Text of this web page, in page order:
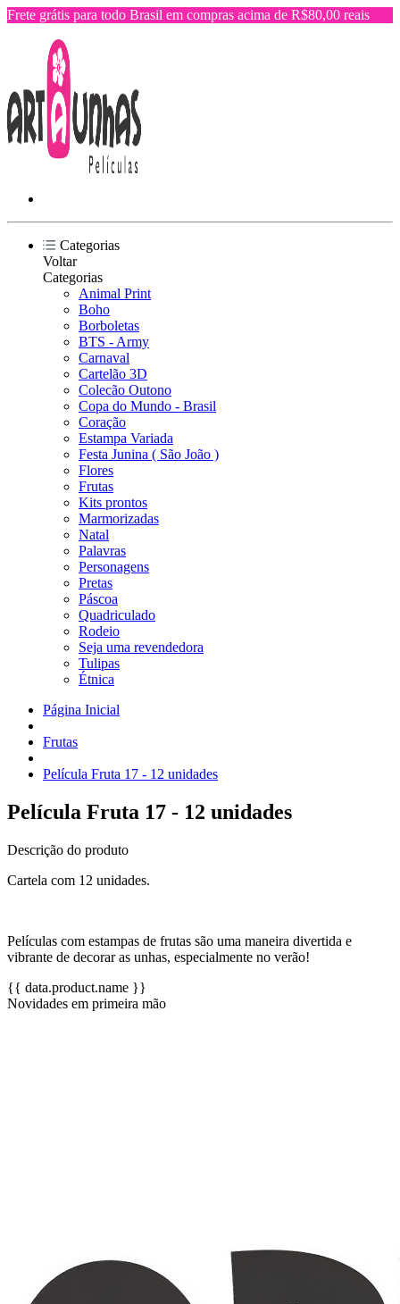
Frete grátis para todo Brasil em compras acima de R$80,00 reais
Categorias
Voltar
Categorias
Animal Print
Boho
Borboletas
BTS - Army
Carnaval
Cartelão 3D
Colecão Outono
Copa do Mundo - Brasil
Coração
Estampa Variada
Festa Junina ( São João )
Flores
Frutas
Kits prontos
Marmorizadas
Natal
Palavras
Personagens
Pretas
Páscoa
Quadriculado
Rodeio
Seja uma revendedora
Tulipas
Étnica
Página Inicial
Frutas
Película Fruta 17 - 12 unidades
Película Fruta 17 - 12 unidades
Descrição do produto
Cartela com 12 unidades.
Películas com estampas de frutas são uma maneira divertida e
vibrante de decorar as unhas, especialmente no verão!
{{ data.product.name }}
Novidades em primeira mão